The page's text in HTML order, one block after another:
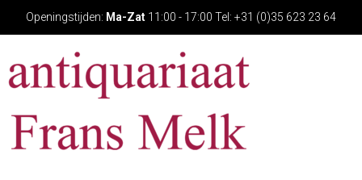
Openingstijden: Ma-Zat 11:00 - 17:00 Tel: +31 (0)35 623 23 64